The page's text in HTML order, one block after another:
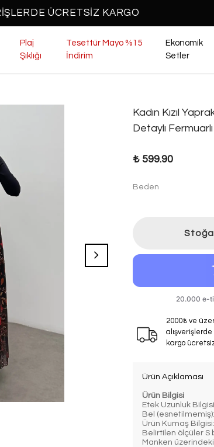
ÜCRETSİZ KARGO
Plaj
Şıklığı
Tesettür Mayo %15
İndirim
Ekonomik
Setler
Kadın Kızıl
Detaylı
₺ 599.90
Beden
Stoğa
2000₺ ve
alışverişlerde
kargo
Ürün Açıklaması
Ürün Bilgisi
Etek Uzunluk
Bel
Ürün Kumaş Bilgisi:
Belirtilen ölçüler S
Manken